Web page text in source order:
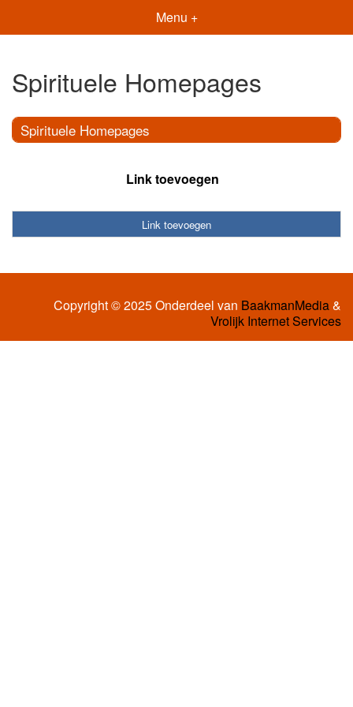
Menu +
Spirituele Homepages
Spirituele Homepages
Link toevoegen
Link toevoegen
Copyright © 2025 Onderdeel van BaakmanMedia&
Vrolijk Internet Services